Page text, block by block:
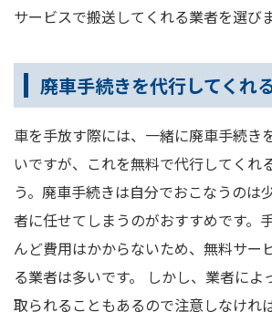
サービスで搬送してくれる業者を選び
廃車手続きを代行してくれ
車を手放す際には、一緒に廃車手続き
いですが、これを無料で代行してくれ
う。廃車手続きは自分でおこなうのは
者に任せてしまうのがおすすめです。
んど費用はかからないため、無料サー
る業者は多いです。 しかし、業者によ
取られることもあるので注意しなけれ